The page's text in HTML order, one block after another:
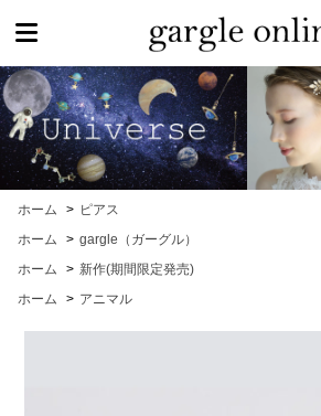
ホーム > ピアス
ホーム
> gargle（ガーグル）
ホーム
> 新作(期間限定発売)
ホーム
> アニマル